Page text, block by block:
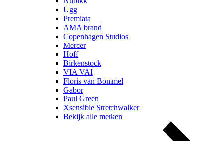
Ugg
Premiata
AMA brand
Copenhagen Studios
Mercer
Hoff
Birkenstock
VIA VAI
Floris van Bommel
Gabor
Paul Green
Xsensible Stretchwalker
Bekijk alle merken